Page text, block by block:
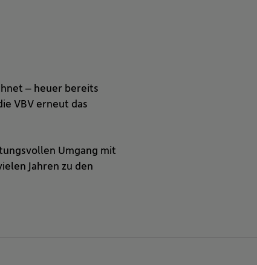
– heuer bereits
VBV erneut das
Umgang mit
Jahren zu den